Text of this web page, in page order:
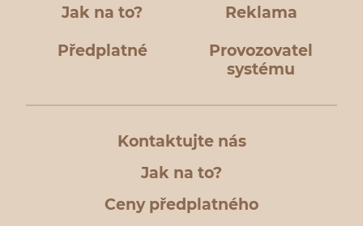
Jak na to? Reklama
Předplatné
Provozovatel
systému
Kontaktujte nás
Jak na to?
Ceny předplatného